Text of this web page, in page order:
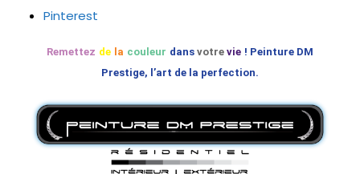
Pinterest
Remettez de la couleur dans votre vie ! Peinture DM
Prestige, l’art de la perfection.